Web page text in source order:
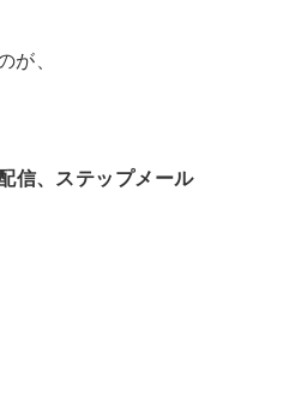
が、
信、ステップメール